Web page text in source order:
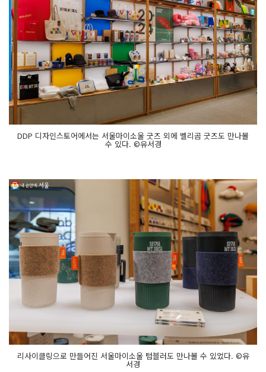
DDP 디자인스토어에서는 서울마이소울 굿즈 외에 벨리곰 굿즈도 만나볼
수 있다. ©유서경
리사이클링으로 만들어진 서울마이소울 텀블러도 만나볼 수 있었다. ©유
서경